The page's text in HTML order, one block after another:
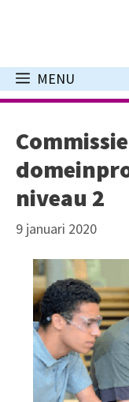
inhoud
MENU
niveau 2
9 januari 2020